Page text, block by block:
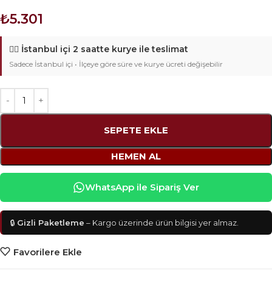
₺5.301
🚴‍♂️ İstanbul içi 2 saatte kurye ile teslimat
Sadece İstanbul içi • İlçeye göre süre ve kurye ücreti değişebilir
SEPETE EKLE
HEMEN AL
WhatsApp ile Sipariş Ver
🔒 Gizli Paketleme – Kargo üzerinde ürün bilgisi yer almaz.
Favorilere Ekle